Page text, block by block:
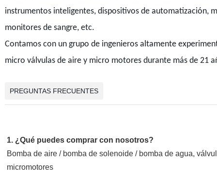
instrumentos inteligentes, dispositivos de automatización,
monitores de sangre, etc.
Contamos con un grupo de ingenieros altamente
micro válvulas de aire y micro motores durante más de 21
PREGUNTAS FRECUENTES
1. ¿Qué puedes comprar con nosotros?
Bomba de aire / bomba de solenoide / bomba de agua,
micromotores